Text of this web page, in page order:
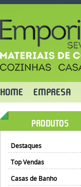
HOME EMPRESA
PRODUTOS
Destaques
Top Vendas
Casas de Banho